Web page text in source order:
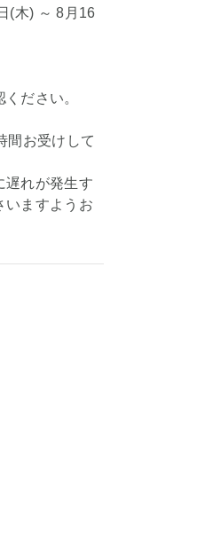
(木) ～ 8月16
ださい。
間お受けして
遅れが発生す
いますようお